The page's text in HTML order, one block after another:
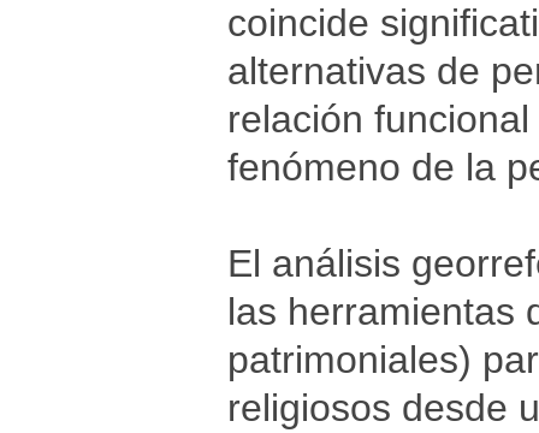
coincide
alternativas de
relación
fenómeno de la
El análisis
las herramientas
patrimoniales)
religiosos desde